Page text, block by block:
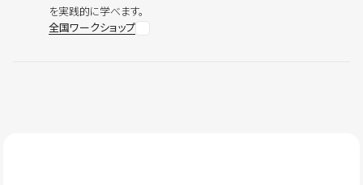
を実践的に学べます。
全国ワークショップ